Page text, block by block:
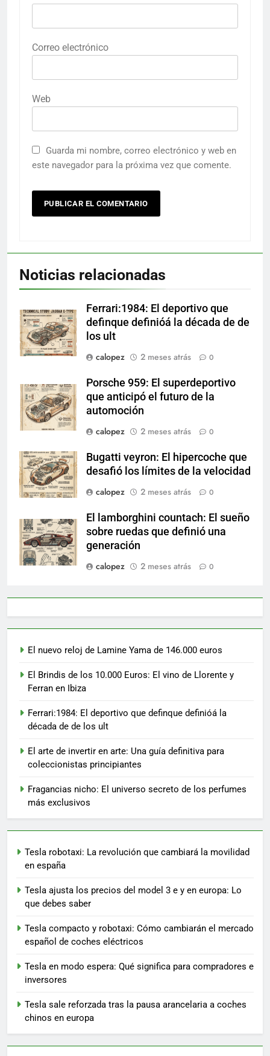
Correo electrónico
Web
Guarda mi nombre, correo electrónico y web en
este navegador para la próxima vez que comente.
Noticias relacionadas
Ferrari:1984: El deportivo que
definque definióá la década de de
los ult
calopez
2 meses atrás 0
Porsche 959: El superdeportivo
que anticipó el futuro de la
automoción
calopez
2 meses atrás 0
Bugatti veyron: El hipercoche que
desafió los límites de la velocidad
calopez
2 meses atrás 0
El lamborghini countach: El sueño
sobre ruedas que definió una
generación
calopez
2 meses atrás 0
El nuevo reloj de Lamine Yama de 146.000 euros
El Brindis de los 10.000 Euros: El vino de Llorente y
Ferran en Ibiza
Ferrari:1984: El deportivo que definque definióá la
década de de los ult
El arte de invertir en arte: Una guía definitiva para
coleccionistas principiantes
Fragancias nicho: El universo secreto de los perfumes
más exclusivos
Tesla robotaxi: La revolución que cambiará la movilidad
en españa
Tesla ajusta los precios del model 3 e y en europa: Lo
que debes saber
Tesla compacto y robotaxi: Cómo cambiarán el mercado
español de coches eléctricos
Tesla en modo espera: Qué significa para compradores e
inversores
Tesla sale reforzada tras la pausa arancelaria a coches
chinos en europa